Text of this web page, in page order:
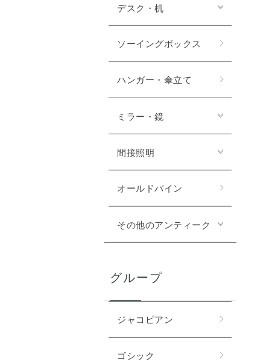
デスク・机
ソーイングボックス
ハンガー・傘立て
ミラー・鏡
間接照明
オールドパイン
その他のアンティーク
グループ
ジャコビアン
ゴシック